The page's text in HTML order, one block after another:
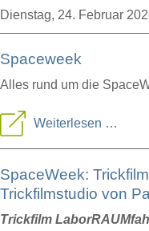
Dienstag, 24. Februar
Spaceweek
Alles rund um die
Weiterlesen …
SpaceWeek:
Trickfilmstudio von
Trickfilm